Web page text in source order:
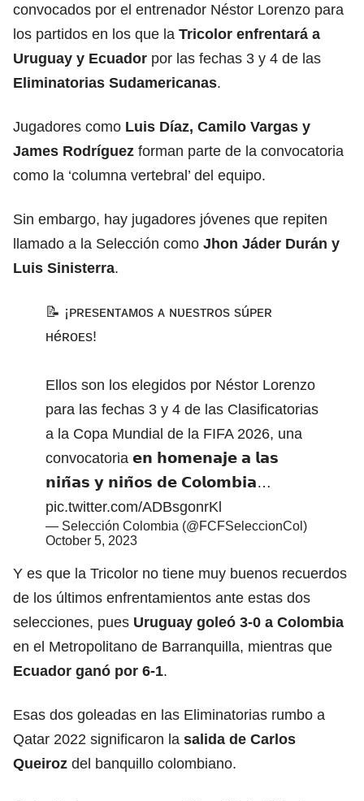
convocados por el entrenador Néstor Lorenzo para
los partidos en los que la Tricolor enfrentará a
Uruguay y Ecuador por las fechas 3 y 4 de las
Eliminatorias Sudamericanas.
Jugadores como Luis Díaz, Camilo Vargas y
James Rodríguez forman parte de la convocatoria
como la ‘columna vertebral’ del equipo.
Sin embargo, hay jugadores jóvenes que repiten
llamado a la Selección como Jhon Jáder Durán y
Luis Sinisterra.
📝 ¡ᴘʀᴇsᴇɴᴛᴀᴍᴏs ᴀ ɴᴜᴇsᴛʀᴏs súᴘᴇʀ
ʜéʀᴏᴇs!
Ellos son los elegidos por Néstor Lorenzo
para las fechas 3 y 4 de las Clasificatorias
a la Copa Mundial de la FIFA 2026, una
convocatoria 𝗲𝗻 𝗵𝗼𝗺𝗲𝗻𝗮𝗷𝗲 𝗮 𝗹𝗮𝘀
𝗻𝗶𝗻̃𝗮𝘀 𝘆 𝗻𝗶𝗻̃𝗼𝘀 𝗱𝗲 𝗖𝗼𝗹𝗼𝗺𝗯𝗶𝗮…
pic.twitter.com/ADBsgonrKl
— Selección Colombia (@FCFSeleccionCol)
October 5, 2023
Y es que la Tricolor no tiene muy buenos recuerdos
de los últimos enfrentamientos ante estas dos
selecciones, pues Uruguay goleó 3-0 a Colombia
en el Metropolitano de Barranquilla, mientras que
Ecuador ganó por 6-1.
Esas dos goleadas en las Eliminatorias rumbo a
Qatar 2022 significaron la salida de Carlos
Queiroz del banquillo colombiano.